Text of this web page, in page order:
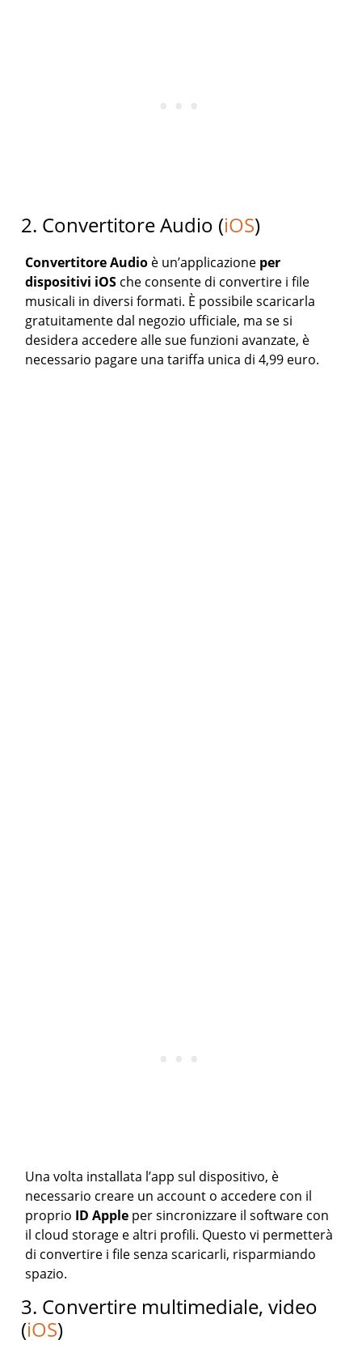
2. Convertitore Audio (iOS)
Convertitore Audio è un’applicazione per
dispositivi iOS che consente di convertire i file
musicali in diversi formati. È possibile scaricarla
gratuitamente dal negozio ufficiale, ma se si
desidera accedere alle sue funzioni avanzate, è
necessario pagare una tariffa unica di 4,99 euro.
Una volta installata l’app sul dispositivo, è
necessario creare un account o accedere con il
proprio ID Apple per sincronizzare il software con
il cloud storage e altri profili. Questo vi permetterà
di convertire i file senza scaricarli, risparmiando
spazio.
3. Convertire multimediale, video
(iOS)